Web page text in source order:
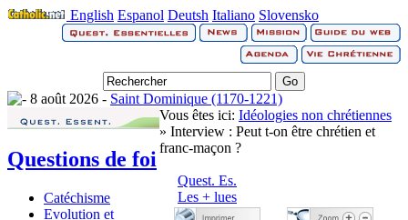
English Espanol Deutsh Italiano Slovensko
8 août 2026 - Saint Dominique (1170-1221)
Questions de foi
Catéchisme
Evolution et
Vous êtes ici: Idéologies non chrétiennes
» Interview : Peut t-on être chrétien et
franc-maçon ?
Quest. Es.
Les + lues